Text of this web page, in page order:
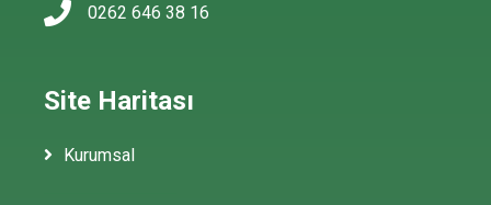
0262 646 38 16
Site Haritası
Kurumsal